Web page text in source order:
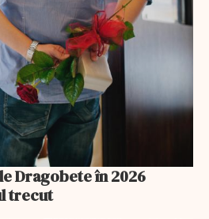
Dragobete în 2026
trecut